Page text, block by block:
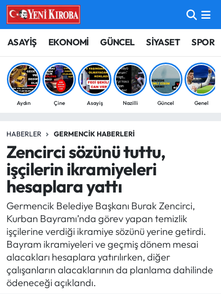
ASAYİŞ EKONOMİ GÜNCEL SİYASET SPOR
Aydın Çine Asayiş Nazilli Güncel Genel
HABERLER GERMENCIK HABERLERI
Zencirci sözünü tuttu,
işçilerin ikramiyeleri
hesaplara yattı
Germencik Belediye Başkanı Burak Zencirci,
Kurban Bayramı’nda görev yapan temizlik
işçilerine verdiği ikramiye sözünü yerine getirdi.
Bayram ikramiyeleri ve geçmiş dönem mesai
alacakları hesaplara yatırılırken, diğer
çalışanların alacaklarının da planlama dahilinde
ödeneceği açıklandı.
ASAYİŞ
BİLİM-TEKNOLOJİ
ÇEVRE
EĞİTİM
EKONOMİ
GÜNCEL
GÜNDEM
MAGAZİN
SAĞLIK
SİYASET
Aydın Nöbetçi Eczaneler
Aydın Hava Durumu
Aydin Namaz Vakitleri
Süper Lig Puan Durumu ve Fikstür
Tüm Manşetler
Son Dakika Haberleri
Haber Arşivi